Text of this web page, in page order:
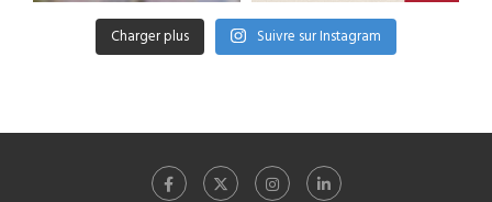
Charger plus Suivre sur Instagram